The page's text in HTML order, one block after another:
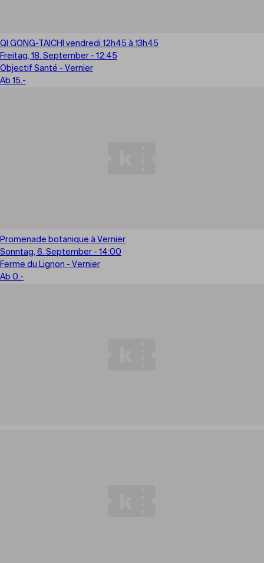
QI GONG-TAICHI vendredi 12h45 à 13h45
Freitag, 18. September - 12:45
Objectif Santé - Vernier
Ab 15.-
Promenade botanique à Vernier
Sonntag, 6. September - 14:00
Ferme du Lignon - Vernier
Ab 0.-